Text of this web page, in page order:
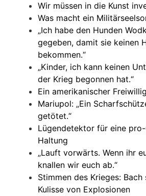
Wir müssen in die Kunst
Was macht ein
„Ich habe den Hunden
gegeben, damit sie keinen
bekommen.“
„Kinder, ich kann keinen
der Krieg begonnen hat.“
Ein amerikanischer
Mariupol: „Ein
getötet.“
Lügendetektor für eine
Haltung
„Lauft vorwärts. Wenn ihr
knallen wir euch ab.“
Stimmen des Krieges:
Kulisse von Explosionen